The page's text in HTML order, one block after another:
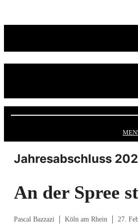
Jahresabschluss
An der Spree
Pascal Bazzazi Köln am Rhein 27.